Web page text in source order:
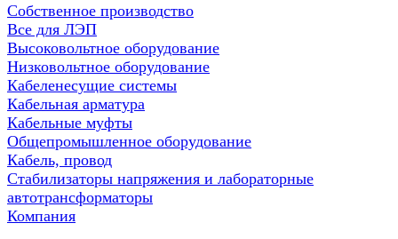
Собственное производство
Все для ЛЭП
Высоковольтное оборудование
Низковольтное оборудование
Кабеленесущие системы
Кабельная арматура
Кабельные муфты
Общепромышленное оборудование
Кабель, провод
Стабилизаторы напряжения и лабораторные
автотрансформаторы
Компания